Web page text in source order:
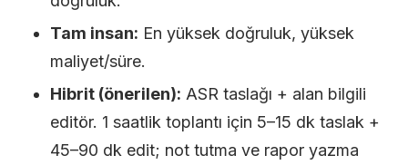
Tam insan: En yüksek doğruluk, yüksek
maliyet/süre.
Hibrit (önerilen): ASR taslağı + alan bilgili
editör. 1 saatlik toplantı için 5–15 dk taslak +
45–90 dk edit; not tutma ve rapor yazma